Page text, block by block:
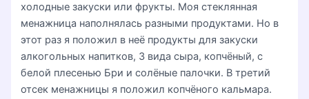
холодные закуски или фрукты. Моя стеклянная
менажница наполнялась разными продуктами. Но в
этот раз я положил в неё продукты для закуски
алкогольных напитков, 3 вида сыра, копчёный, с
белой плесенью Бри и солёные палочки. В третий
отсек менажницы я положил копчёного кальмара.